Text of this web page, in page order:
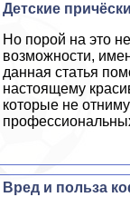
Детские причёски
Но порой на это
возможности,
данная статья
настоящему
которые не
Вред и польза